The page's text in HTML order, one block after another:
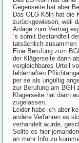
Gegenseite hat aber
Das OLG Köln hat die
zurückgewiesen, weil
Anlage zum Vertrag
´s somit Bestandteil
tatsächlich zusammen
Eine Berufung zum
der Klägerseite dann
vergleichbares Urteil
fehlerhaften
per se als ungültig
zur Berufung am BGH
Klägerseite hat dann
zugelassen.
Leider habe ich aber
andere Verfahren es
verhandelt wurde,
Sollte es hier
an mehr Info zu